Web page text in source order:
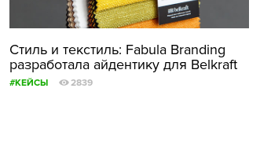
Стиль и текстиль: Fabula Branding
разработала айдентику для Belkraft
#КЕЙСЫ 2839